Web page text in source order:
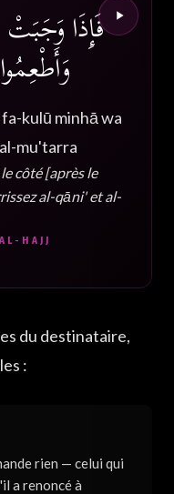
فَإِذَا وَجَبَتْ
kulū minhā wa
mu'tarra
côté [après le
al-qāni' et al-
HAJJ
du destinataire,
:
rien — celui qui
a renoncé à